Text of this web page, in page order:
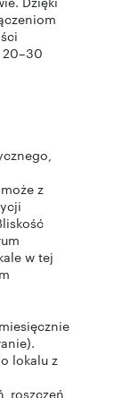
20–30
z
w tej
lokalu z
roszczeń